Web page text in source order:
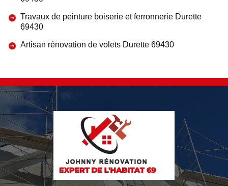
Travaux de peinture boiserie et ferronnerie Durette
69430
Artisan rénovation de volets Durette 69430